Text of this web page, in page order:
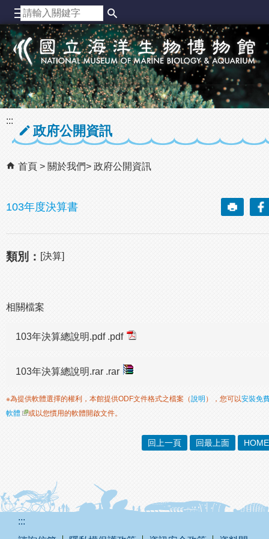
跳到主要內容區塊
:::
政府公開資訊
首頁 關於我們 政府公開資訊
103年度決算書
類別： [決算]
相關檔案
103年決算總說明.pdf .pdf
103年決算總說明.rar .rar
※為提供軟體選擇的權利，本館提供ODF文件格式之檔案（說明 ），您可以安裝免
軟體
或以您慣用的軟體開啟文件。
回上一頁 回最上面 HOME
:::